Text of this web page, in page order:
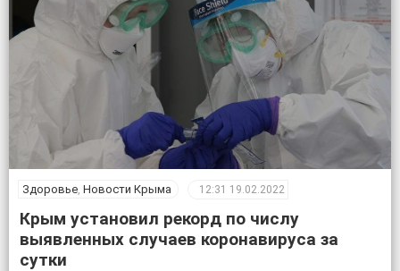
Здоровье, Новости Крыма 12:31 19.02.2022
Крым установил рекорд по числу
выявленных случаев коронавируса за
сутки